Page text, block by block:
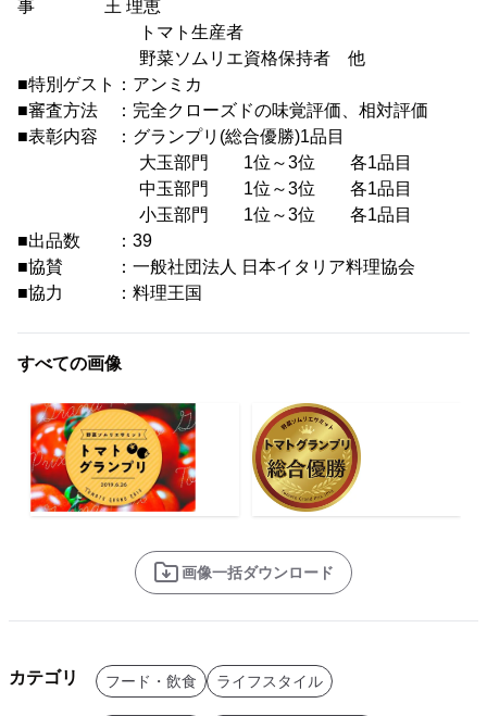
事 王 理恵
トマト生産者
野菜ソムリエ資格保持者 他
■特別ゲスト：アンミカ
■審査方法 ：完全クローズドの味覚評価、相対評価
■表彰内容 ：グランプリ(総合優勝)1品目
大玉部門 1位～3位 各1品目
中玉部門 1位～3位 各1品目
小玉部門 1位～3位 各1品目
■出品数 ：39
■協賛 ：一般社団法人 日本イタリア料理協会
■協力 ：料理王国
すべての画像
画像一括ダウンロード
カテゴリ フード・飲食 ライフスタイル